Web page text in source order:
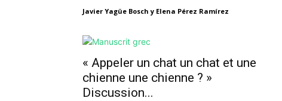
Javier Yagüe Bosch y Elena Pérez Ramírez
« Appeler un chat un chat et une
chienne une chienne ? »
Discussion...